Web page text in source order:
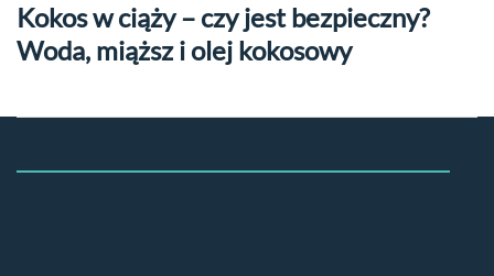
Kokos w ciąży – czy jest bezpieczny?
Woda, miąższ i olej kokosowy